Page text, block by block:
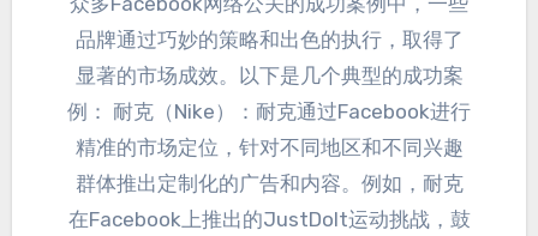
品牌通过巧妙的策略和出色的执行， 取得了
显著的市场成效。
以下是几个典型的成功案
例 ： 耐克（Nike） ： 耐克通过Facebook进行
精准的市场定位 ， 针对不同地区和不同兴趣
群体推出定制化的广告和内容。 例如 ， 耐克
在Facebook上推出的JustDoIt运动挑战， 鼓